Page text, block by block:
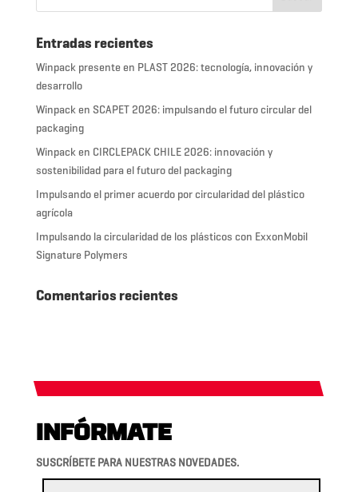
Entradas recientes
Winpack presente en PLAST 2026: tecnología, innovación y
desarrollo
Winpack en SCAPET 2026: impulsando el futuro circular del
packaging
Winpack en CIRCLEPACK CHILE 2026: innovación y
sostenibilidad para el futuro del packaging
Impulsando el primer acuerdo por circularidad del plástico
agrícola
Impulsando la circularidad de los plásticos con ExxonMobil
Signature Polymers
Comentarios recientes
INFÓRMATE
SUSCRÍBETE PARA NUESTRAS NOVEDADES.